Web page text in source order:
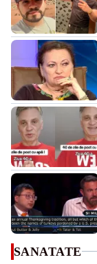
SANATATE